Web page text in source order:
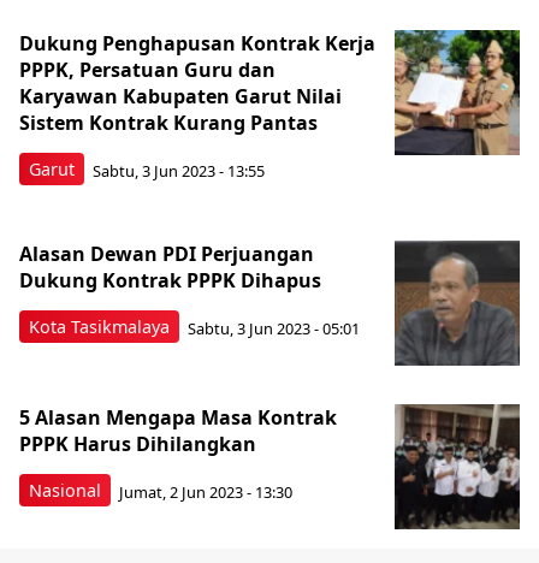
Garut
Dukung Penghapusan Kontrak Kerja
PPPK, Persatuan Guru dan
Karyawan Kabupaten Garut Nilai
Sistem Kontrak Kurang Pantas
Sabtu, 3 Jun 2023 - 13:55
Kota Tasikmalaya
Alasan Dewan PDI Perjuangan
Dukung Kontrak PPPK Dihapus
Sabtu, 3 Jun 2023 - 05:01
Nasional
5 Alasan Mengapa Masa Kontrak
PPPK Harus Dihilangkan
Jumat, 2 Jun 2023 - 13:30